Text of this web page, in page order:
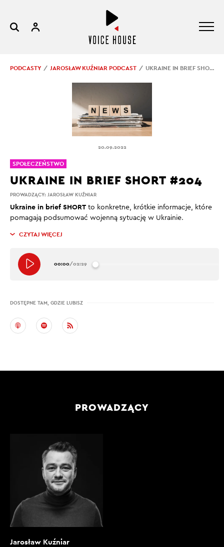
PODCASTY JAROSŁAW KUŹNIAR PODCAST UKRAINE IN BRIEF SHORT #204
20.09.2022
PROWADZĄCY: JAROSŁAW KUŹNIAR
UKRAINE IN BRIEF SHORT #204
Ukraine in brief SHORT to konkretne, krótkie informacje, które
pomagają podsumować wojenną sytuację w Ukrainie.
CZYTAJ WIĘCEJ
00:00/02:29
DOSTĘPNE TAM, GDZIE LUBISZ
SPOŁECZEŃSTWO
PROWADZĄCY
Jarosław Kuźniar